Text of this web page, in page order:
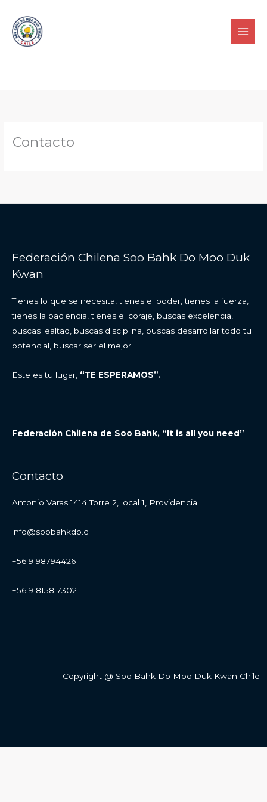
Contacto
Federación Chilena Soo Bahk Do Moo Duk
Kwan
Tienes lo que se necesita, tienes el poder, tienes la fuerza,
tienes la paciencia, tienes el coraje, buscas excelencia,
buscas lealtad, buscas disciplina, buscas desarrollar todo tu
potencial, buscar ser el mejor.
Este es tu lugar, “TE ESPERAMOS”.
Federación Chilena de Soo Bahk, “It is all you need”
Contacto
Antonio Varas 1414 Torre 2, local 1, Providencia
info@soobahkdo.cl
+56 9 98794426
+56 9 8158 7302
Copyright @ Soo Bahk Do Moo Duk Kwan Chile